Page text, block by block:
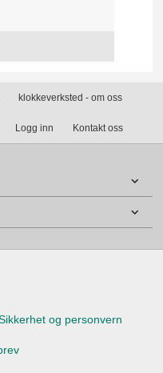
klokkeverksted - om oss
Logg inn Kontakt oss
og personvern